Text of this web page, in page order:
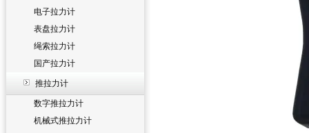
电子拉力计
表盘拉力计
绳索拉力计
国产拉力计
推拉力计
数字推拉力计
机械式推拉力计